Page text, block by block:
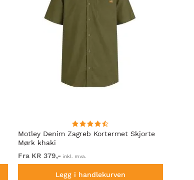
Motley Denim Zagreb Kortermet Skjorte
Mørk khaki
Fra KR 379,- inkl. mva.
Legg i handlekurven